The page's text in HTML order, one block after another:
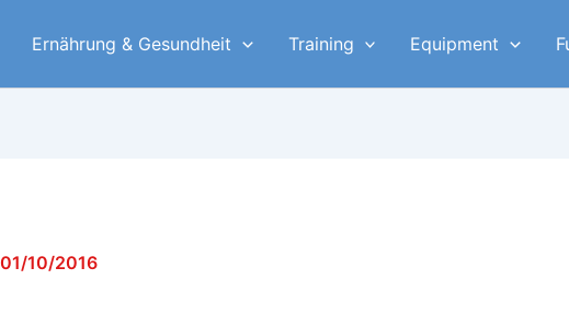
Ernährung & Gesundheit Training Equipment
01/10/2016